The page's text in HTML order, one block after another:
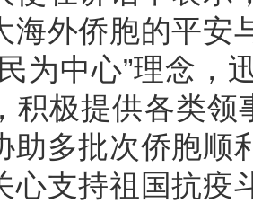
海外侨胞的平安
为中心”理念，
积极提供各类领
助多批次侨胞顺
心支持祖国抗疫